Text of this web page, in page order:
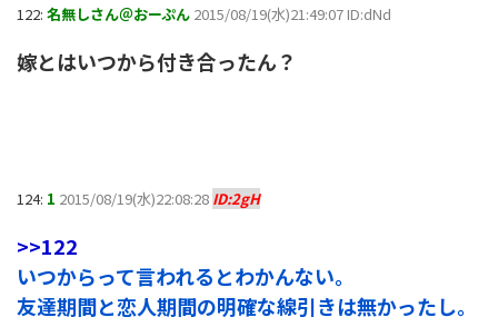
122: 名無しさん＠おーぷん 2015/08/19(水)21:49:07 ID:dNd
嫁とはいつから付き合ったん？
124: 1 2015/08/19(水)22:08:28 ID:2gH
>>122
いつからって言われるとわかんない。
友達期間と恋人期間の明確な線引きは無かったし。